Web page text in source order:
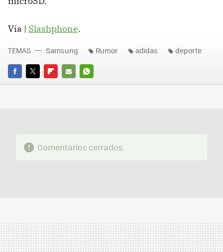
Vía | Slashphone.
FACEBOOK
TWITTERFLIPBOARD
E-
WHATSAPP
TEMAS Samsung Rumor adidas deporte
Comentarios cerrados